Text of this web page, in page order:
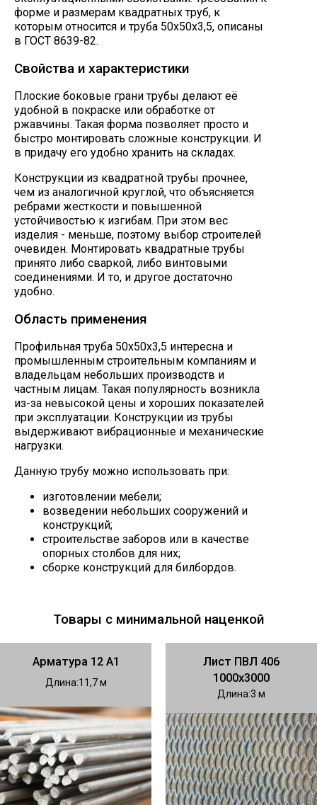
форме и размерам квадратных труб, к
которым относится и труба 50х50х3,5, описаны
в ГОСТ 8639-82.
Свойства и характеристики
Плоские боковые грани трубы делают её
удобной в покраске или обработке от
ржавчины. Такая форма позволяет просто и
быстро монтировать сложные конструкции. И
в придачу его удобно хранить на складах.
Конструкции из квадратной трубы прочнее,
чем из аналогичной круглой, что объясняется
ребрами жесткости и повышенной
устойчивостью к изгибам. При этом вес
изделия - меньше, поэтому выбор строителей
очевиден. Монтировать квадратные трубы
принято либо сваркой, либо винтовыми
соединениями. И то, и другое достаточно
удобно.
Область применения
Профильная труба 50х50х3,5 интересна и
промышленным строительным компаниям и
владельцам небольших производств и
частным лицам. Такая популярность возникла
из-за невысокой цены и хороших показателей
при эксплуатации. Конструкции из трубы
выдерживают вибрационные и механические
нагрузки.
Данную трубу можно использовать при:
изготовлении мебели;
возведении небольших сооружений и
конструкций;
строительстве заборов или в качестве
опорных столбов для них;
сборке конструкций для билбордов.
Товары с минимальной наценкой
Арматура 12 А1
Длина 11,7
Лист ПВЛ 406
1000х3000
Длина 3